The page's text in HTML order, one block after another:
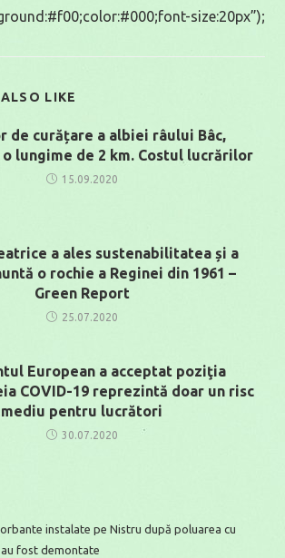
size:20px”);
LIKE
de curățare a albiei râului Bâc,
lungime de 2 km. Costul lucrărilor
15.09.2020
a ales sustenabilitatea și a
o rochie a Reginei din 1961 –
Green Report
25.07.2020
European a acceptat poziţia
COVID-19 reprezintă doar un risc
mediu pentru lucrători
30.07.2020
instalate pe Nistru după poluarea cu
fost demontate